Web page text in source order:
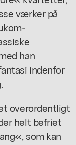
værker på
han
indenfor
overordentligt
helt befriet
som kan